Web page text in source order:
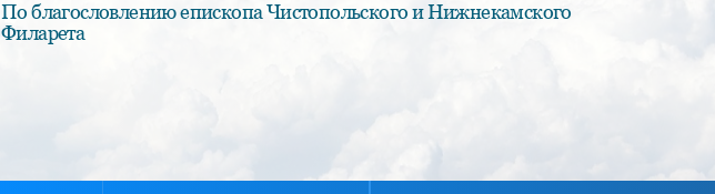
По благословлению епископа Чистопольского и Нижнекамского
Филарета